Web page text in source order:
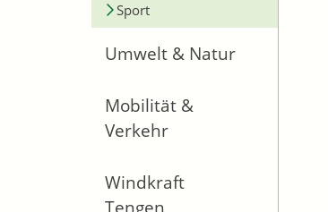
Sport
Umwelt & Natur
Mobilität &
Verkehr
Windkraft